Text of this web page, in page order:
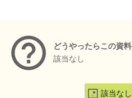
どうやったらこの資
該当なし
該当なし